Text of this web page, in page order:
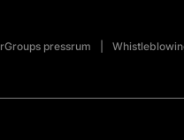
pressrum